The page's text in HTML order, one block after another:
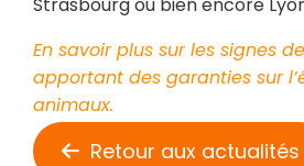
En savoir plus sur les signes
apportant des garanties sur
animaux.
Retour aux actualités